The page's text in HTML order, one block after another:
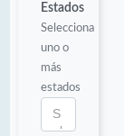
Estados
Selecciona
uno o
más
estados